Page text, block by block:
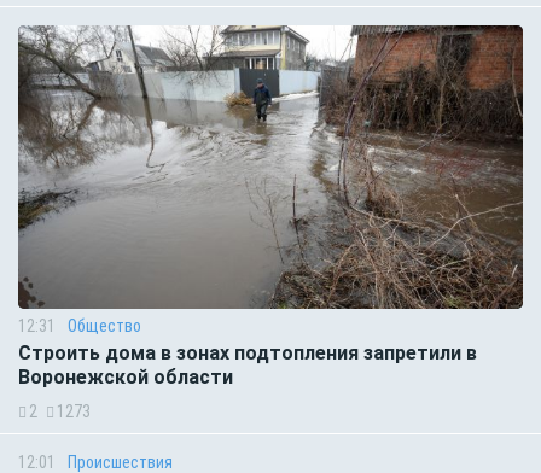
12:31 Общество
Строить дома в зонах подтопления запретили в
Воронежской области
2 1273
12:01 Происшествия